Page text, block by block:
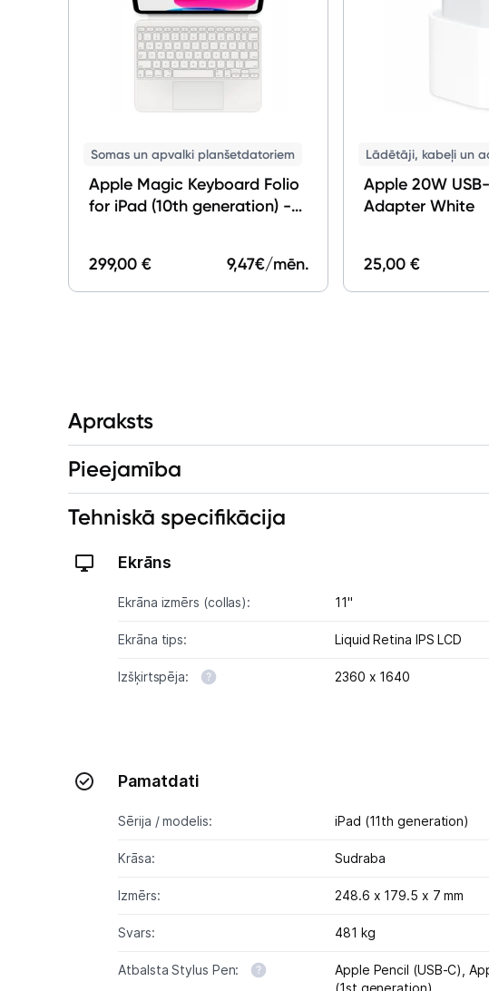
Somas un apvalki planšetdatoriem
Apple Magic Keyboard Folio
for iPad (10th generation) -
299,00 €
9,47€/mēn.
Lādētāji, kabeļi un
Apple 20W
Adapter White
25,00 €
Apraksts
Pieejamība
Tehniskā specifikācija
Ekrāns
Ekrāna izmērs (collas): 11"
Ekrāna tips: Liquid Retina IPS LCD
Izšķirtspēja: 2360 x 1640
Pamatdati
Sērija / modelis: iPad (11th generation)
Krāsa: Sudraba
Izmērs: 248.6 x 179.5 x 7 mm
Svars: 481 kg
Atbalsta Stylus Pen: Apple Pencil (USB-C),
(1st generation)